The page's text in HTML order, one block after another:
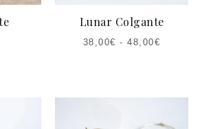
Lunar Colgante
38,00€ -48,00€